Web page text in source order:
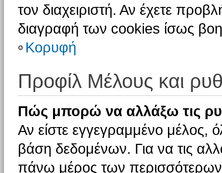
τον διαχειριστή. Αν έχετε
διαγραφή των cookies ίσως
Κορυφή
Προφίλ Μέλους και
Πώς μπορώ να αλλάξω τις
Αν είστε εγγεγραμμένο μέλος,
βάση δεδομένων. Για να τις
πάνω μέρος των περισσότερων